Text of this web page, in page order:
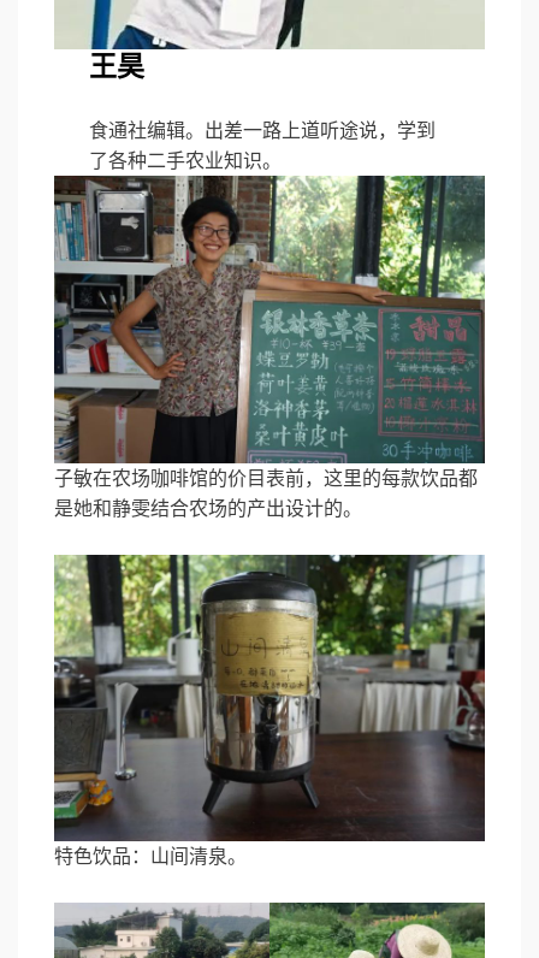
王昊
食通社编辑。出差一路上道听途说，学到
了各种二手农业知识。
子敏在农场咖啡馆的价目表前，这里的每款饮品都
是她和静雯结合农场的产出设计的。
特色饮品：山间清泉。